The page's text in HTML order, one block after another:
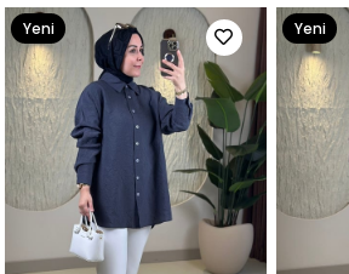
Yeni
Ürün
Yeni
Ürün